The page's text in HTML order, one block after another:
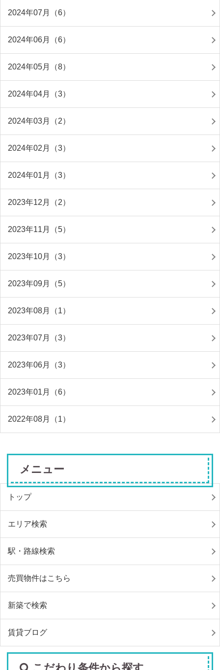
2024年07月（6）
2024年06月（6）
2024年05月（8）
2024年04月（3）
2024年03月（2）
2024年02月（3）
2024年01月（3）
2023年12月（2）
2023年11月（5）
2023年10月（3）
2023年09月（5）
2023年08月（1）
2023年07月（3）
2023年06月（3）
2023年01月（6）
2022年08月（1）
メニュー
トップ
エリア検索
駅・路線検索
売買物件はこちら
新築で検索
賃貸ブログ